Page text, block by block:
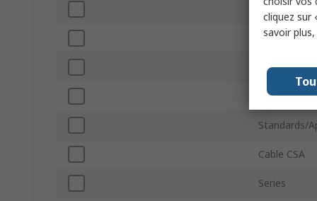
Jacket
Cable
Jacket
Conductor
Standards/
Cable CSA
Series
cliquez sur
savoir